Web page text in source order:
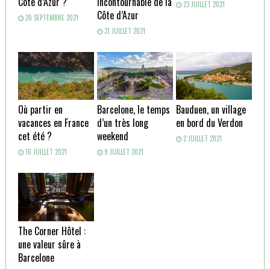
20 SEPTEMBRE 2021
Côte d’Azur
31 JUILLET 2021
23 JUILLET 2021
Où partir en
vacances en France
cet été ?
16 JUILLET 2021
Barcelone, le temps
d’un très long
weekend
9 JUILLET 2021
Bauduen, un village
en bord du Verdon
2 JUILLET 2021
The Corner Hôtel :
une valeur sûre à
Barcelone